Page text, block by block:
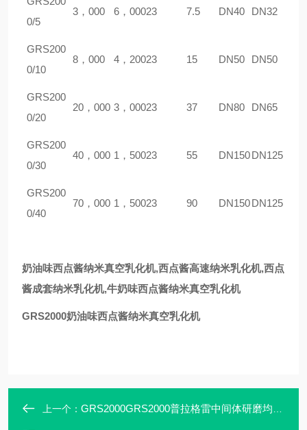
0/5
3，000 6，00023 7.5 DN40 DN32
GRS200
0/10
8，000 4，20023 15 DN50 DN50
GRS200
0/20
20，000 3，00023 37 DN80 DN65
GRS200
0/30
40，000 1，50023 55 DN150DN125
GRS200
0/40
70，000 1，50023 90 DN150DN125
奶油味西点酱纳米真空乳化机,西点酱高速纳米乳化机,西点
酱成套纳米乳化机,牛奶味西点酱纳米真空乳化机
GRS2000奶油味西点酱纳米真空乳化机
上一个： GRS2000GRS2000普拉格雷中间体研磨均质机 混合设备